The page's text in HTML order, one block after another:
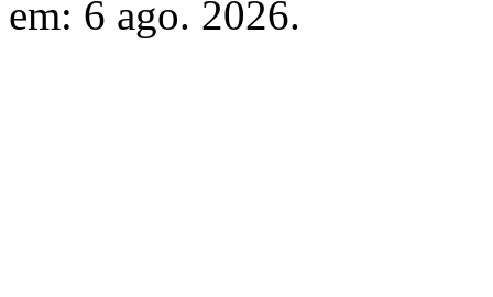
em: 6 ago. 2026.